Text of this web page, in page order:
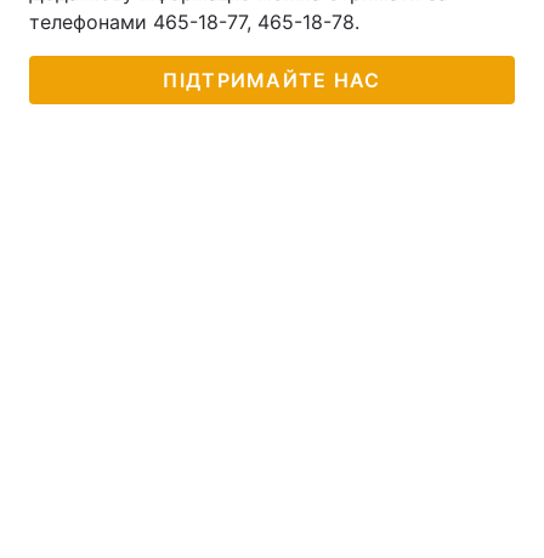
телефонами 465-18-77, 465-18-78.
ПІДТРИМАЙТЕ НАС